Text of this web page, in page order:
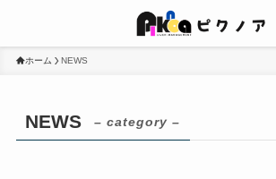
ホーム NEWS
NEWS – category –